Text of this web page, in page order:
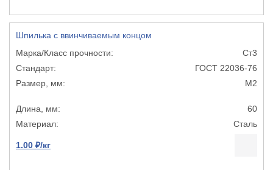
Шпилька с ввинчиваемым концом
Ст3
ГОСТ 22036-76
М2
60
Сталь
1.00 ₽/кг